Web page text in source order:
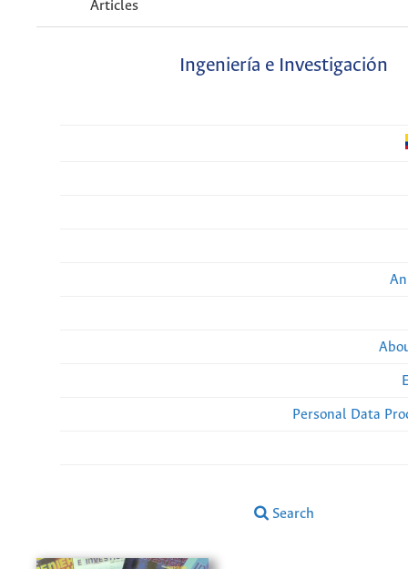
Articles
Ingeniería e Investigación
Personal Data
Search